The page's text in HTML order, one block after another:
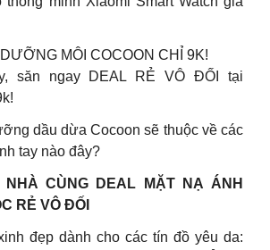
MÔI COCOON CHỈ 9K!
săn ngay DEAL RẺ VÔ ĐỐI tại
dầu dừa Cocoon sẽ thuộc về các
tay nào đây?
CÙNG DEAL MẶT NẠ ÁNH
RẺ VÔ ĐỐI
đẹp dành cho các tín đồ yêu da: